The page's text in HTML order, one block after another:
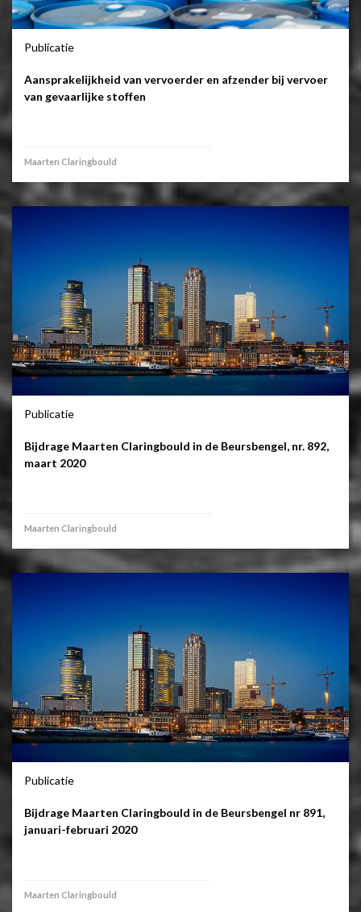
Publicatie
Aansprakelijkheid van vervoerder en afzender bij vervoer
van gevaarlijke stoffen
Maarten Claringbould
Publicatie
Bijdrage Maarten Claringbould in de Beursbengel, nr. 892,
maart 2020
Maarten Claringbould
Publicatie
Bijdrage Maarten Claringbould in de Beursbengel nr 891,
januari-februari 2020
Maarten Claringbould